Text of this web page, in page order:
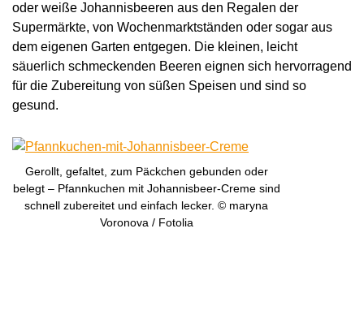
oder weiße Johannisbeeren aus den Regalen der
Supermärkte, von Wochenmarktständen oder sogar aus
dem eigenen Garten entgegen. Die kleinen, leicht
säuerlich schmeckenden Beeren eignen sich hervorragend
für die Zubereitung von süßen Speisen und sind so
gesund.
Gerollt, gefaltet, zum Päckchen gebunden oder
belegt – Pfannkuchen mit Johannisbeer-Creme sind
schnell zubereitet und einfach lecker. © maryna
Voronova / Fotolia